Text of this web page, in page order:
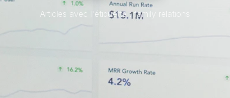
Articles avec l'étiquette : family relations